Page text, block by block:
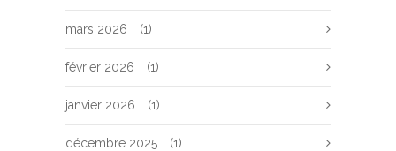
mars 2026 (1)
février 2026 (1)
janvier 2026 (1)
décembre 2025 (1)